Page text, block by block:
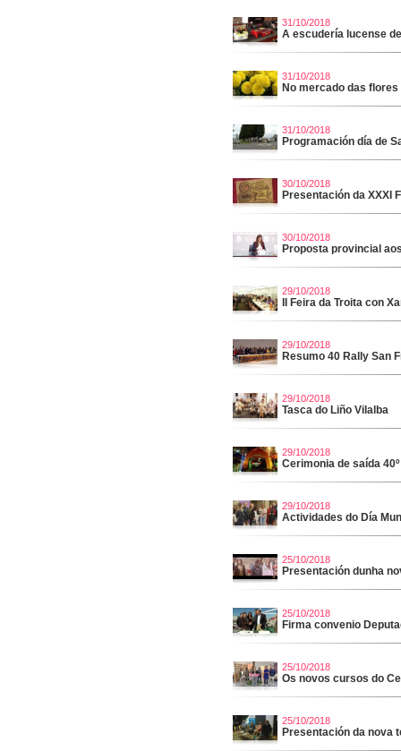
31/10/2018
A escudería lucense
31/10/2018
No mercado das flores
31/10/2018
Programación día de
30/10/2018
Presentación da XXXI
30/10/2018
Proposta provincial
29/10/2018
II Feira da Troita con
29/10/2018
Resumo 40 Rally San
29/10/2018
Tasca do Liño Vilalba
29/10/2018
Cerimonia de saída
29/10/2018
Actividades do Día
25/10/2018
Presentación dunha
25/10/2018
Firma convenio
25/10/2018
Os novos cursos do
25/10/2018
Presentación da nova